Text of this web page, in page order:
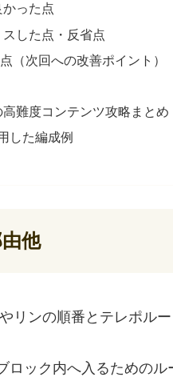
かった点
スした点・反省点
（次回への改善ポイント）
高難度コンテンツ攻略まとめ
した編成例
他
リンの順番とテレポル
ロック内へ入るための